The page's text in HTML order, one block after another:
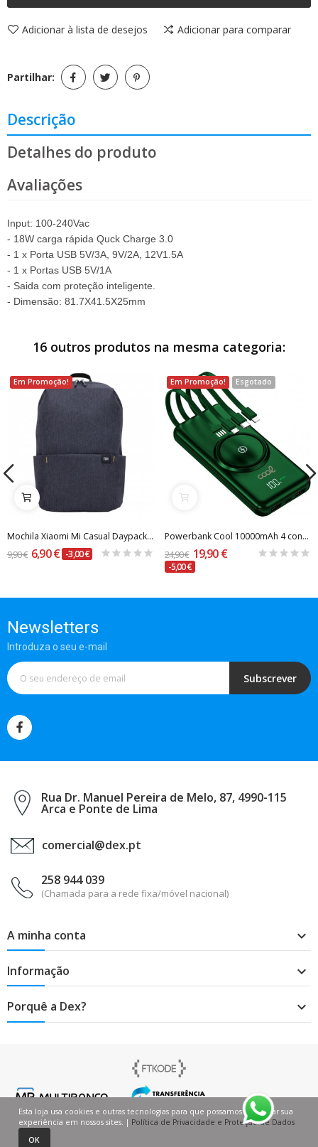
Adicionar à lista de desejos Adicionar para comparar
Partilhar:
Descrição
Detalhes do produto
Avaliações
Input: 100-240Vac
- 18W carga rápida Quck Charge 3.0
- 1 x Porta USB 5V/3A, 9V/2A, 12V1.5A
- 1 x Portas USB 5V/1A
- Saida com proteção inteligente.
- Dimensão: 81.7X41.5X25mm
16 outros produtos na mesma categoria:
Em Promoção!
Mochila Xiaomi Mi Casual Daypack Preta
9,90 € 6,90 € -3,00 €
Em Promoção! Esgotado
Powerbank Cool 10000mAh 4 conexões + Wireless...
24,90 € 19,90 €
-5,00 €
Newsletters
Introduza o seu e-mail
Subscrever
Rua Dr. Manuel Pereira de Melo, 87, 4990-115
Arca e Ponte de Lima
comercial@dex.pt
258 944 039
(Chamada para a rede fixa/móvel nacional)
A minha conta 
Informação 
Porquê a Dex? 
Esta loja usa cookies e outras tecnologias para que possamos melhorar sua
experiência em nossos sites. | Política de Privacidade e Proteção de Dados
OK